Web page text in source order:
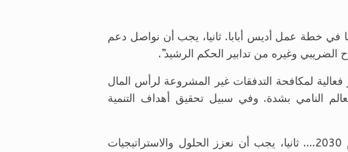
في خطة عمل أديس أبابا. ثانيا، يجب أن نواصل دعم
الضريبي وغيره من تدابير الحكم الرشيد”.
لمكافحة التدفقات غير المشروعة لرأس المال
النامي بشدة. وفي سبيل تحقيق أهداف التنمية
“أولاً، يجب أن نوائم السياسات الاقتصادية العالمية والأنظمة المالية مع خطة عام 2030…. ثانيا، يجب أن نعزز الحلول والاستراتيجيات